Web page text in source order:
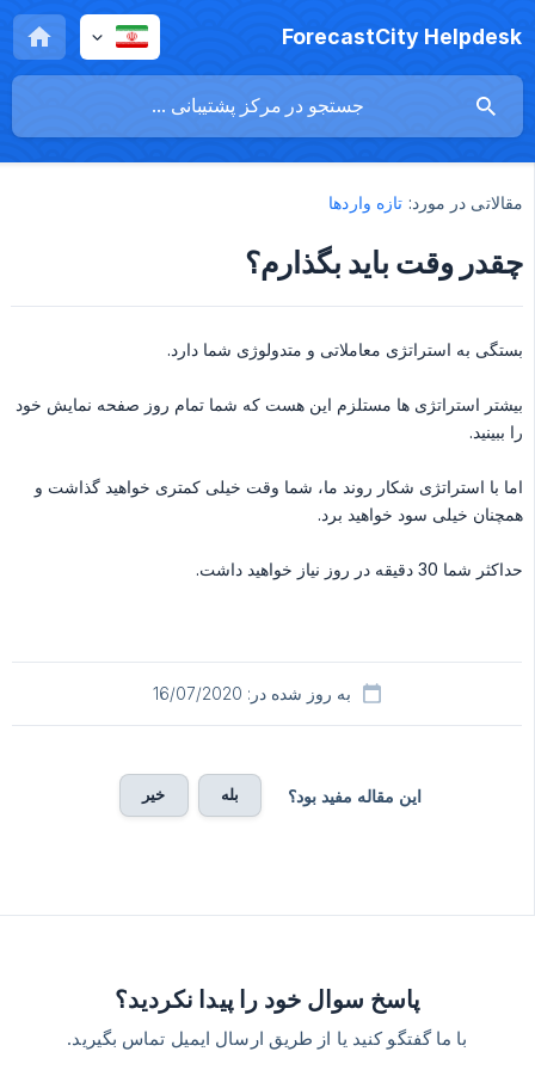
ForecastCity Helpdesk
مقالاتی در مورد: تازه واردها
چقدر وقت باید بگذارم؟
بستگی به استراتژی معاملاتی و متدولوژی شما دارد.
بیشتر استراتژی ها مستلزم این هست که شما تمام روز صفحه نمایش خود
را ببینید.
اما با استراتژی شکار روند ما، شما وقت خیلی کمتری خواهید گذاشت و
همچنان خیلی سود خواهید برد.
حداکثر شما 30 دقیقه در روز نیاز خواهید داشت.
به روز شده در: 16/07/2020
این مقاله مفید بود؟ بله خیر
پاسخ سوال خود را پیدا نکردید؟
با ما گفتگو کنید یا از طریق ارسال ایمیل تماس بگیرید.